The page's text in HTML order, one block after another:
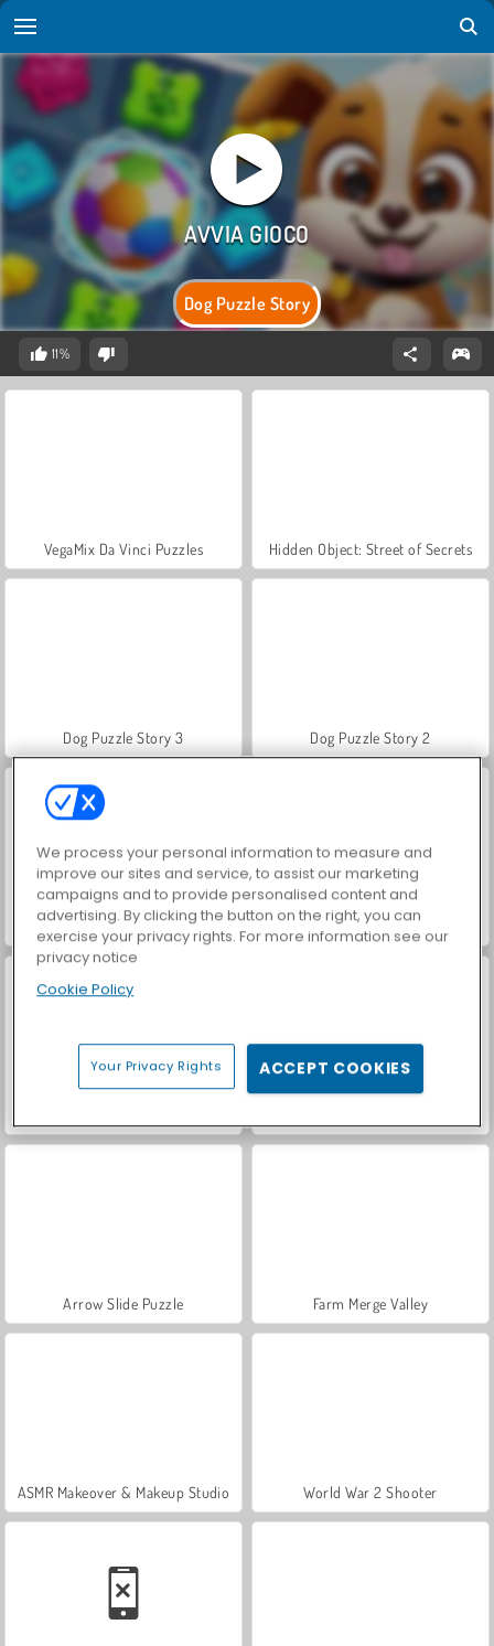
Dog Puzzle Story
11%
VegaMix Da Vinci Puzzles Hidden Object: Street of Secrets
Dog Puzzle Story 3 Dog Puzzle Story 2
Zoo Boom Free The Ball
Arrow Slide Puzzle Farm Merge Valley
ASMR Makeover & Makeup Studio World War 2 Shooter
We process your personal information to measure and
improve our sites and service, to assist our marketing
campaigns and to provide personalised content and
advertising. By clicking the button on the right, you can
exercise your privacy rights. For more information see our
privacy notice
Cookie Policy
Your Privacy Rights ACCEPT COOKIES